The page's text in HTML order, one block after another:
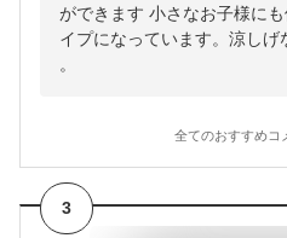
ができます 小さなお子様に
イプになっています。涼し
。
全てのおすすめコ
3